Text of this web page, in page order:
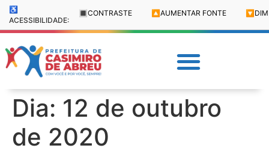
♿
ACESSIBILIDADE:
🔳 CONTRASTE 🔼 AUMENTAR FONTE 🔽
Dia: 12 de outubro
de 2020